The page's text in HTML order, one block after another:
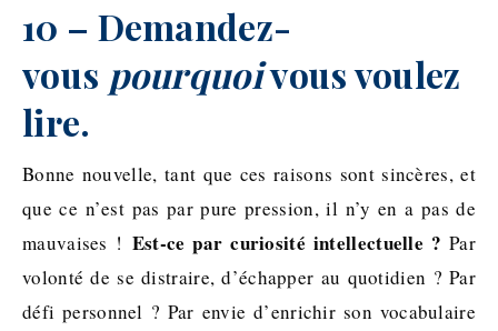
10 – Demandez-
vous pourquoivous voulez
lire.
Bonne nouvelle, tant que ces raisons sont sincères, et
que ce n’est pas par pure pression, il n’y en a pas de
mauvaises ! Est-ce par curiosité intellectuelle ? Par
volonté de se distraire, d’échapper au quotidien ? Par
défi personnel ? Par envie d’enrichir son vocabulaire